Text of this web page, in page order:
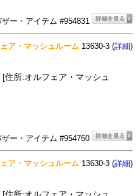
ー・アイテム #954831
ア・マッシュルーム 13630-3 (詳細)
所:オルフェア・マッシュ
ー・アイテム #954760
ア・マッシュルーム 13630-3 (詳細)